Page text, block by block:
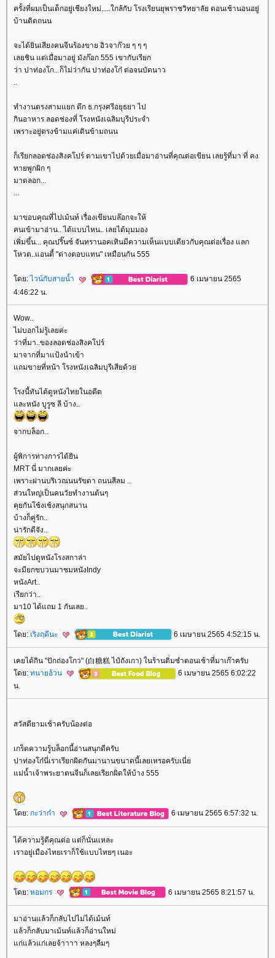
ครั้งที่ผมเป็นเด็กอยู่เชียงใหม่.....ใกล้กับ โรงเรียนยุพราชวิทยาลัย ตอนเช้านอนอยู่
บ้านติดถนน
จะได้ยินเสียงคนจีนร้องขาย อิวจาก๊วย ๆ ๆ ๆ
เลยชิน แต่เมื่อมาอยู่ มังก๊อก 555 เขากับเรียก
ว่า ปาท่องโก.. ก็ไม่ว่ากัน ปาท่องโก๋ ต่อจนบัดนาว
..
ทำงานตรงสามแยก ตึก ธ.กรุงศรีอยุธยา ไป
กินอาหาร ลอดช่องที่ โรงหนังเฉลิมบุรีประจำ
เพราะอยู่ตรงข้ามแค่เดินข้ามถนน
ก็เรียกลอดช่องสิงคโปร์ ตามเขาไปด้วยเมื่อมาอ่านที่คุณต่อเขียน เลยรู้ที่มา ที่ คง
ทายพูกผิก ๆ
มาตลอก...
...
มาขอบคุณที่ไปเม้นท์ เรื่องเขียนบล๊อกจะให้
คนเข้ามาอ่าน.. ได้แบบไหน.. เลยได้มุมมอง
เพิ่มขึ้น... คุณปริ๊นซ์ จันทรานอคเทินมีความเห็นแบบเดียวกับคุณต่อเรื่อง แลก
หวต..แอนตี้ "ต่างตอบแทน" เหมือนกัน 555
ดย: ไวน์กับสายน้ำ
6 เมษายน 2565
4:46:22 น.
Wow..
ไม่บอกไม่รู้เลยค่ะ
ว่าที่มา..ของลอดช่องสิงคโปร์
มาจากที่มาแป้งนำเข้า
ถมขายที่หน้า โรงหนังเฉลิมบุรีเสียด้ว
รงนี้ทันได้ดูหนังไทยในอดีต
ละหนัง บูรูซ ลี บ้าง..
จากบล็อก..
ผู้พิการทางการได้ยิน
MRT นี่ มากเลยค่ะ
เพราะผ่านบริเวณนนรัขดา ถนนสีลม ..
ส่วนใหญ่เป็นคนวัยทำงานต้นๆ
คุยกันโช้งเช้งสนุกสนาน
บ้างก็คู่รัก..
น่ารักดีจัง..
สมัยไปดูหนังโรงสกาล่า
จะมียกขบวนมาชมหนังIndy
หนังArt..
เรียกว่า..
มา10 ได้แถม 1 กันเลย..
ดย: เริงฤดีนะ 6 เมษายน 2565 4:52:15 น.
เคยได้กิน "ปักถ่องโกว" (白糖糕 ไป๋ถังเกา) ในร้านติ่มซำตอนเช้าที่มาเก๊าครับ
ดย: ทนายอ้วน
6 เมษายน 2565 6:02:22
น.
สวัสดียามเช้าครับน้องต่อ
เกร็ดความรู้บล็อกนี้อ่านสนุกดีครับ
ปาท่องโก๋นี่เราเรียกผิดกันมานานขนาดนี้เลยเหรอครับเนี่
ม่น้ำเจ้าพระยาตนจีนก็เลยเรียกผิดให้บ้าง 555
ดย: กะว่าก๋า 6 เมษายน 2565 6:57:32 น.
ได้ความรู้ดีคุณต่อ แต่ก็นั่นแหละ
เราอยู่เมืองไทยเราก็ใช้แบบไทยๆ เนอะ
ดย: หอมกร 6 เมษายน 2565 8:21:57 น.
มาอ่านแล้วก็กลับไปไม่ได้เม้นท์
ล้วก็กลับมาเม้นท์แล้วก็อ่านใหม่
ก่แล้วแก่เลยจ้าาาา หลงๆลืมๆ